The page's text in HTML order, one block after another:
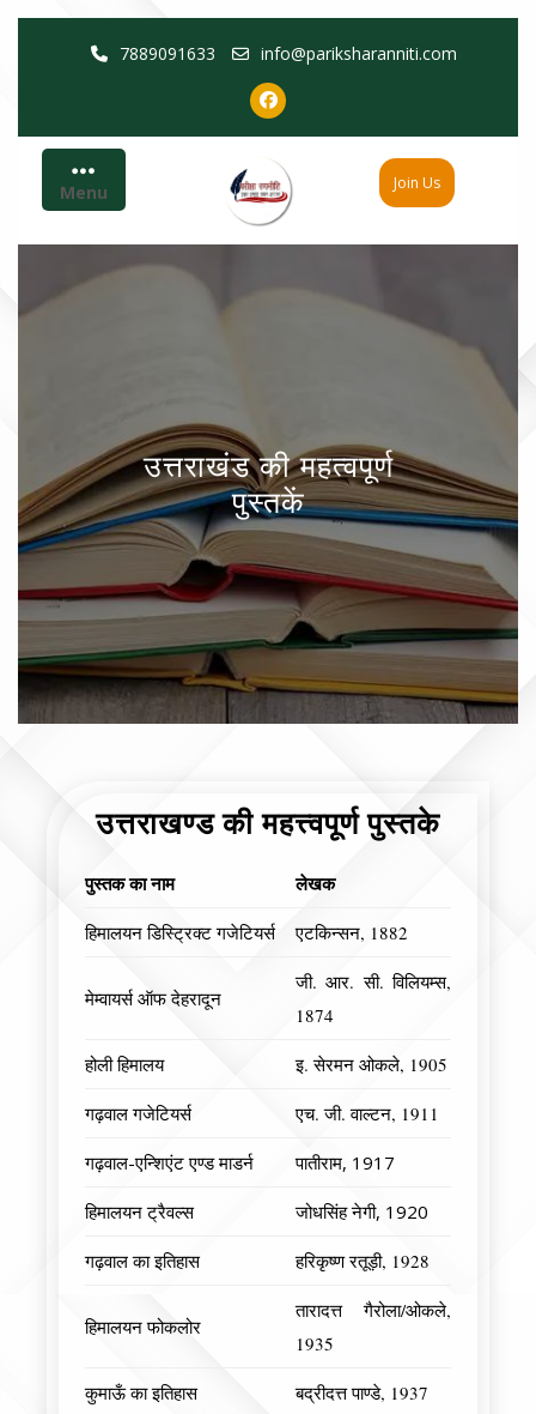
7889091633 info@pariksharanniti.com
Menu Join Us
उत्तराखंड की महत्वपूर्ण
पुस्तकें
उत्तराखण्ड की महत्त्वपूर्ण पुस्तके
पुस्तक का नाम लेखक
हिमालयन डिस्ट्रिक्ट गजेटियर्स एटकिन्सन, 1882
मेम्वायर्स ऑफ देहरादून
जी. आर. सी. विलियम्स,
1874
होली हिमालय इ. सेरमन ओकले, 1905
गढ़वाल गजेटियर्स एच. जी. वाल्टन, 1911
गढ़वाल-एन्शिएंट एण्ड माडर्न पातीराम, 1917
हिमालयन ट्रैवल्स जोधसिंह नेगी, 1920
गढ़वाल का इतिहास हरिकृष्ण रतूड़ी, 1928
हिमालयन फोकलोर
तारादत्त गैरोला/ओकले,
1935
कुमाऊँ का इतिहास बद्रीदत्त पाण्डे, 1937